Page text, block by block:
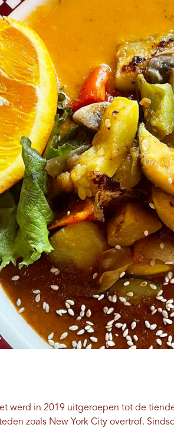
werd in 2019 uitgeroepen tot de
zoals New York City overtrof.